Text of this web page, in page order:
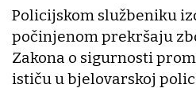
Policijskom službeniku
počinjenom prekršaju
Zakona o sigurnosti
ističu u bjelovarskoj